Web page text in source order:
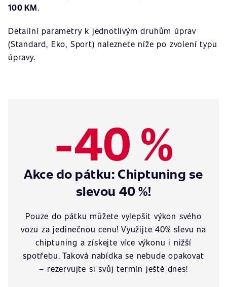
100 KM.
Detailní parametry k jednotlivým druhům úprav
(Standard, Eko, Sport) naleznete níže po zvolení typu
úpravy.
-40 %
Akce do pátku: Chiptuning se
slevou 40 %!
Pouze do pátku můžete vylepšit výkon svého
vozu za jedinečnou cenu! Využijte 40% slevu na
chiptuning a získejte více výkonu i nižší
spotřebu. Taková nabídka se nebude opakovat
– rezervujte si svůj termín ještě dnes!